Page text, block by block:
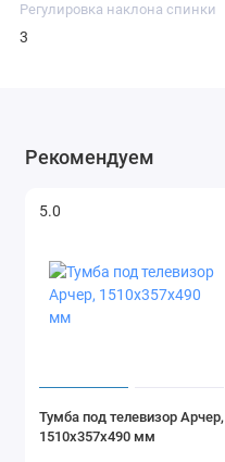
Регулировка наклона спинки
3
Рекомендуем
5.0
Тумба под телевизор Арчер,
1510x357х490 мм